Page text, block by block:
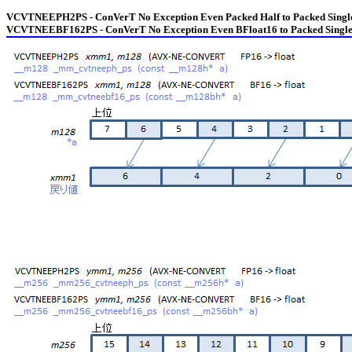
VCVTNEEPH2PS - ConVerT No Exception Even Packed Half to Packed
VCVTNEEBF162PS - ConVerT No Exception Even BFloat16 to Packed Single